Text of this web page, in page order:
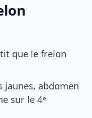
que le frelon
jaunes, abdomen
sur le 4ᵉ